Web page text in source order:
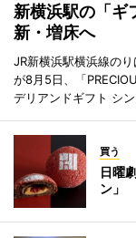
新横浜駅の「ギ
新・増床へ
JR新横浜駅横浜線の
が8月5日、「
デリアンドギフト シ
買う
日曜
ン」